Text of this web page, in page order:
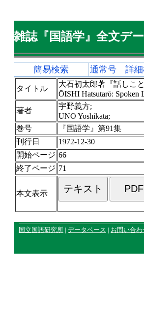
雑誌『国語学』全文デ
簡易検索 通常号 詳細
タイトル
大石初太郎著『話しこと
ŌISHI Hatsutarō: Spoken
著者
宇野義方;
UNO Yoshikata;
巻号
『国語学』第91集
刊行日
1972-12-30
開始ページ 66
終了ページ 71
本文表示
国立国語研究所 | データベース | お問い合わ